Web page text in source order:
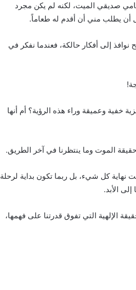
صديقي الميت، لكنه لم يكن مجرد
أن يطلب مني أن أقدم له طعاماً.
إلى أفكار حالكة، فعندما نفكر في
وعميقة وراء هذه الرؤية؟ أم أنها
الموت وما ينتظرنا في آخر الطريق.
نهاية كل شيء، بل ربما تكون بداية لرحلة
الأبد.
الإلهية التي تفوق قدرتنا على فهمها،